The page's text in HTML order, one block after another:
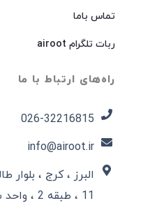
تماس باما
ربات تلگرام airoot
راه‌های ارتباط با ما
026-32216815​
info@airoot.ir
البرز ، کرج ، بلوار
11 ، طبقه 2 ، واحد شرقی